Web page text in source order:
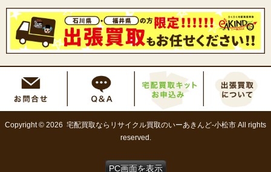
Copyright © 2026 宅配買取ならリサイクル買取のいーあきんど-小松市 All rights
reserved.
PC画面を表示